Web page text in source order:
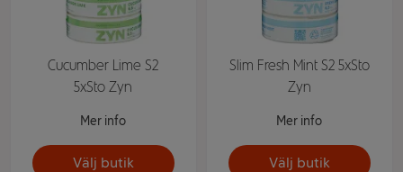
Cucumber Lime S2
5xSto Zyn
Mer info
Välj butik
Slim Fresh Mint S2 5xSto
Zyn
Mer info
Välj butik